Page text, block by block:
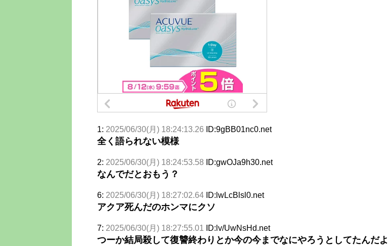
1: 2025/06/30(月) 18:24:13.26 ID:9gBB01nc0.net
全く語られない模様
2: 2025/06/30(月) 18:24:53.58 ID:gwOJa9h30.net
なんでだとおもう？
6: 2025/06/30(月) 18:27:02.64 ID:lwLcBlsl0.net
アクア死んだのホンマにクソ
7: 2025/06/30(月) 18:27:55.01 ID:lv/UwNsHd.net
つーか結局殺して復讐終わりとか今の今までなにやろうとしてたんだよ